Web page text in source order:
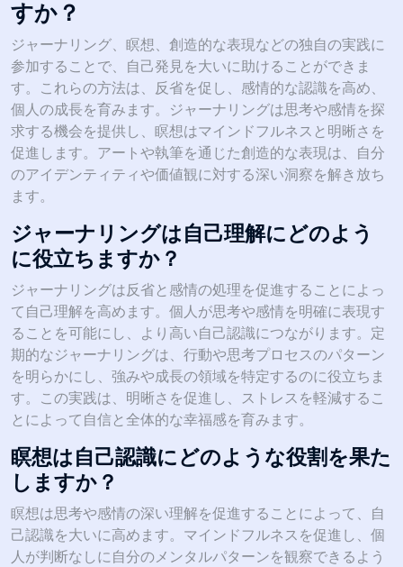
すか？
ジャーナリング、瞑想、創造的な表現などの独自の実践に
参加することで、自己発見を大いに助けることができま
す。これらの方法は、反省を促し、感情的な認識を高め、
個人の成長を育みます。ジャーナリングは思考や感情を探
求する機会を提供し、瞑想はマインドフルネスと明晰さを
促進します。アートや執筆を通じた創造的な表現は、自分
のアイデンティティや価値観に対する深い洞察を解き放ち
ます。
ジャーナリングは自己理解にどのよう
に役立ちますか？
ジャーナリングは反省と感情の処理を促進することによっ
て自己理解を高めます。個人が思考や感情を明確に表現す
ることを可能にし、より高い自己認識につながります。定
期的なジャーナリングは、行動や思考プロセスのパターン
を明らかにし、強みや成長の領域を特定するのに役立ちま
す。この実践は、明晰さを促進し、ストレスを軽減するこ
とによって自信と全体的な幸福感を育みます。
瞑想は自己認識にどのような役割を果た
しますか？
瞑想は思考や感情の深い理解を促進することによって、自
己認識を大いに高めます。マインドフルネスを促進し、個
人が判断なしに自分のメンタルパターンを観察できるよう